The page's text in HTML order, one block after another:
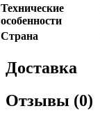
Технические
особенности
Страна
Доставка
Отзывы (0)